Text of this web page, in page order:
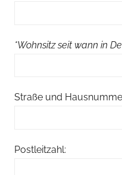
*Wohnsitz seit wann in
Straße und
Postleitzahl: